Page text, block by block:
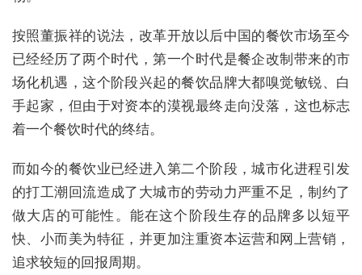
按照董振祥的说法，改革开放以后中国的餐饮市场至今
已经经历了两个时代，第一个时代是餐企改制带来的市
场化机遇，这个阶段兴起的餐饮品牌大都嗅觉敏锐、白
手起家，但由于对资本的漠视最终走向没落，这也标志
着一个餐饮时代的终结。
而如今的餐饮业已经进入第二个阶段，城市化进程引发
的打工潮回流造成了大城市的劳动力严重不足，制约了
做大店的可能性。能在这个阶段生存的品牌多以短平
快、小而美为特征，并更加注重资本运营和网上营销，
追求较短的回报周期。